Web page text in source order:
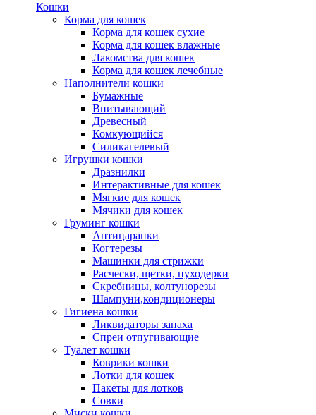
Кошки
Корма для кошек
Корма для кошек сухие
Корма для кошек влажные
Лакомства для кошек
Корма для кошек лечебные
Наполнители кошки
Бумажные
Впитывающий
Древесный
Комкующийся
Силикагелевый
Игрушки кошки
Дразнилки
Интерактивные для кошек
Мягкие для кошек
Мячики для кошек
Груминг кошки
Антицарапки
Когтерезы
Машинки для стрижки
Расчески, щетки, пуходерки
Скребницы, колтунорезы
Шампуни,кондиционеры
Гигиена кошки
Ликвидаторы запаха
Спреи отпугивающие
Туалет кошки
Коврики кошки
Лотки для кошек
Пакеты для лотков
Совки